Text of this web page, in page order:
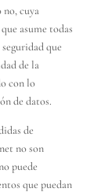
no, cuya
asume todas
que
de la
con lo
de datos.
de
no son
puede
que puedan